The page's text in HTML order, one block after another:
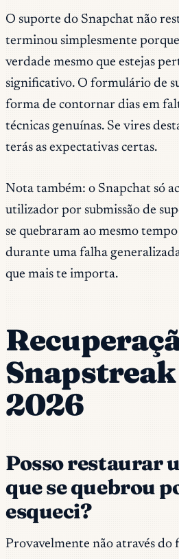
O suporte do Snapchat não
terminou simplesmente porque
verdade mesmo que estejas
significativo. O formulário de
forma de contornar dias em
técnicas genuínas. Se vires
terás as expectativas certas.
Nota também: o Snapchat só
utilizador por submissão de
se quebraram ao mesmo
durante uma falha
que mais te importa.
2026
Posso restaurar
que se quebrou
esqueci?
Provavelmente não através